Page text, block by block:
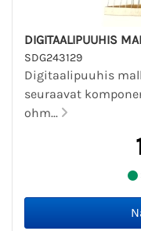
DIGITAALIPUUHIS
SDG243129
Digitaalipuuhis
seuraavat
ohm...